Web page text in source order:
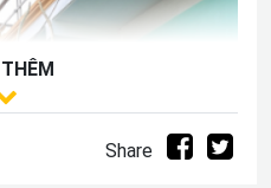
Share